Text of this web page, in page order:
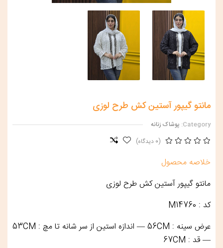
مانتو گیپور آستین کش طرح لوزی
Category: پوشاک زنانه
(0 دیدگاه)
خلاصه محصول
مانتو گیپور آستین کش طرح لوزی
کد : M14760
عرض سینه : 56CM — اندازه استین از سر شانه تا مچ : 53CM
— قد : 67CM